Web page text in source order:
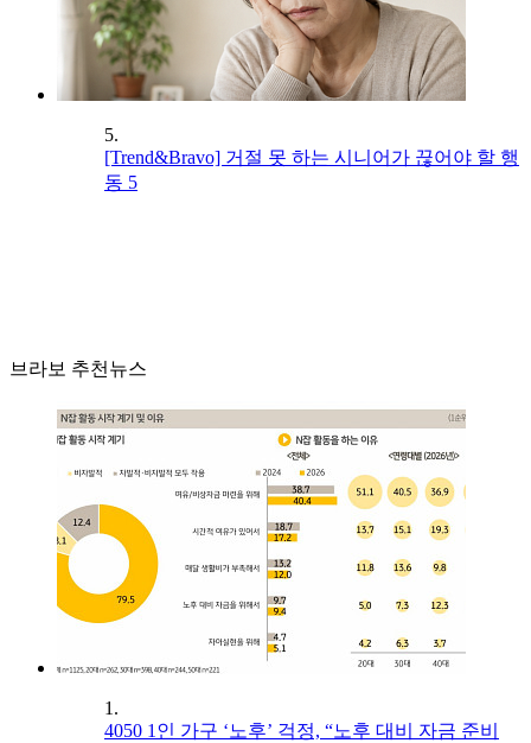
5.
[Trend&Bravo] 거절 못 하는 시니어가 끊어야 할 행
동 5
브라보 추천뉴스
1.
4050 1인 가구 ‘노후’ 걱정, “노후 대비 자금 준비